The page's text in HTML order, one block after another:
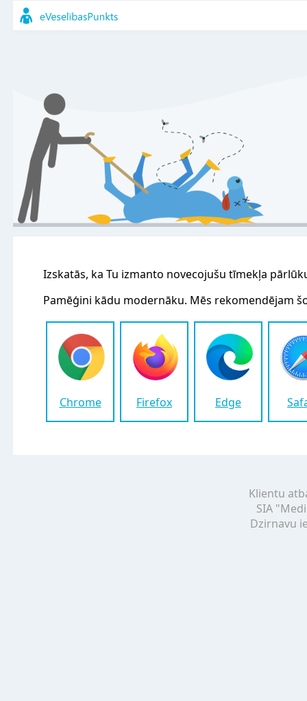
Izskatās, ka Tu izmanto novecojušu tīmekļa
Pamēģini kādu modernāku. Mēs rekomendējam
Chrome Firefox Edge
Klientu
SIA
Dzirnavu